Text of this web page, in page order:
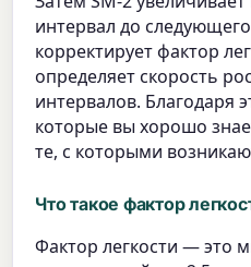
интервал до
корректирует фактор
определяет скорость
интервалов. Благодаря
которые вы хорошо
те, с которыми
Что такое фактор
Фактор легкости — это